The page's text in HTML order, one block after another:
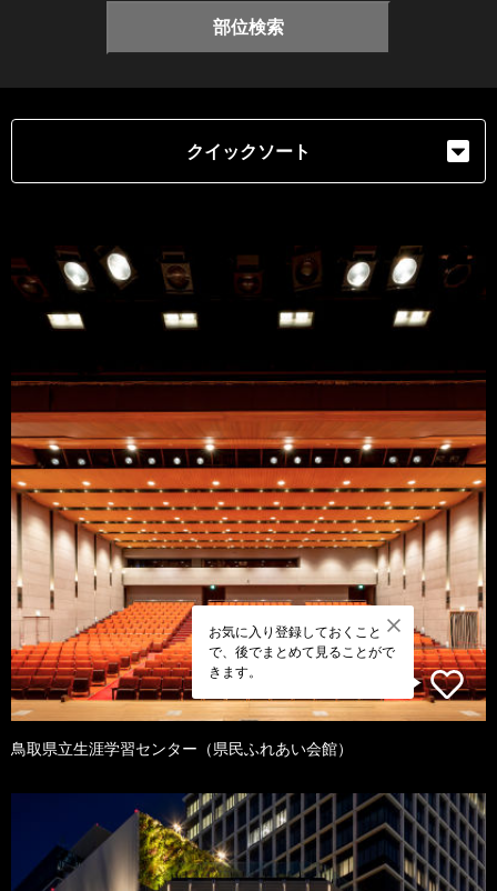
部位検索
クイックソート
お気に入り登録しておくこと
で、後でまとめて見ることがで
きます。
鳥取県立生涯学習センター（県民ふれあい会館）